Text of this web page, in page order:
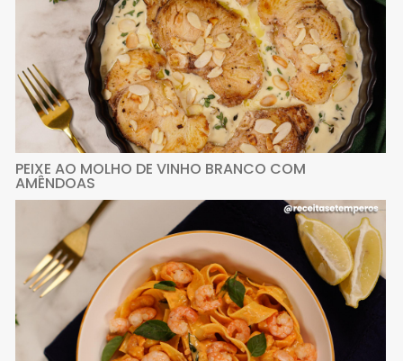
PEIXE AO MOLHO DE VINHO BRANCO COM
AMÊNDOAS